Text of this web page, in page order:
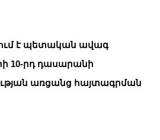
է պետական ավագ
10-րդ դասարանի
առցանց հայտագրման